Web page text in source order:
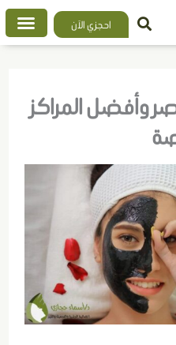
احجزي الآن
وأفضل المراكز